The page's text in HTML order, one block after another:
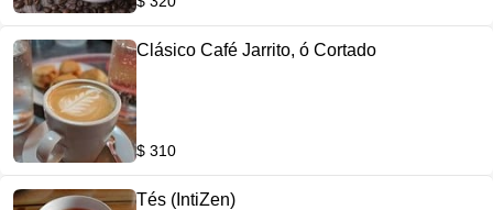
Clásico Café Jarrito, ó Cortado
$ 310
Tés (IntiZen)